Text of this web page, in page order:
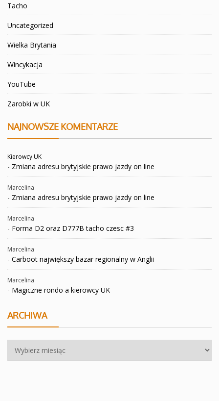
Tacho
Uncategorized
Wielka Brytania
Wincykacja
YouTube
Zarobki w UK
NAJNOWSZE KOMENTARZE
Kierowcy UK
- Zmiana adresu brytyjskie prawo jazdy on line
Marcelina
- Zmiana adresu brytyjskie prawo jazdy on line
Marcelina
- Forma D2 oraz D777B tacho czesc #3
Marcelina
- Carboot największy bazar regionalny w Anglii
Marcelina
- Magiczne rondo a kierowcy UK
ARCHIWA